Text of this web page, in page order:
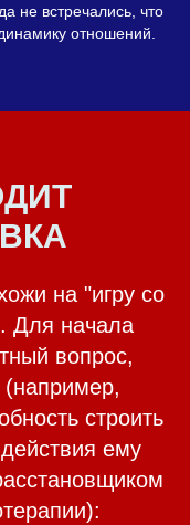
не встречались, что
отношений.
на "игру со
Для начала
вопрос,
строить
ему